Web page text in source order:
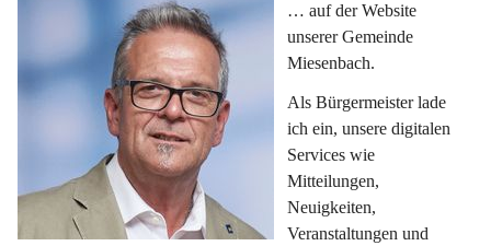
… auf der Website
unserer Gemeinde
Miesenbach.
Als Bürgermeister lade
ich ein, unsere digitalen
Services wie
Mitteilungen,
Neuigkeiten,
Veranstaltungen und